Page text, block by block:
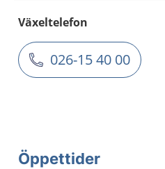
Växeltelefon
026-15 40 00
Öppettider